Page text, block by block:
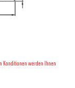
Konditionen werden Ihnen